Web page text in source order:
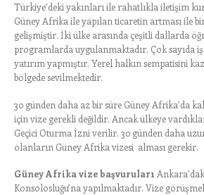
Türkiye’deki yakınları ile rahatlıkla iletişim
Güney Afrika ile yapılan ticaretin artması ile
gelişmiştir. İki ülke arasında çeşitli dallarda
programlarda uygulanmaktadır. Çok sayıda
yatırım yapmıştır. Yerel halkın sempatisini
bölgede sevilmektedir.
30 günden daha az bir süre Güney Afrika’da
için vize gerekli değildir. Ancak ülkeye
Geçici Oturma İzni verilir. 30 günden daha
olanların Güney Afrika vizesi alması gerekir.
Güney Afrika vize başvuruları
Konsolosluğu’na yapılmaktadır. Vize